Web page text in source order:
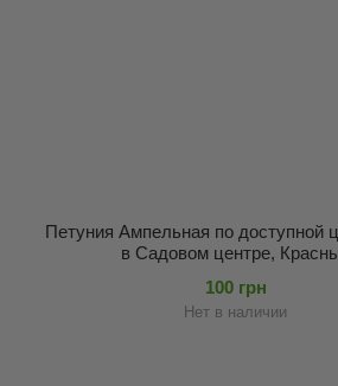
Петуния Ампельная по доступной
в Садовом центре,
100 грн
Нет в наличии